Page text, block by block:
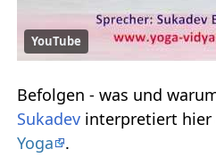
YouTube
Sukadev
Yoga
.